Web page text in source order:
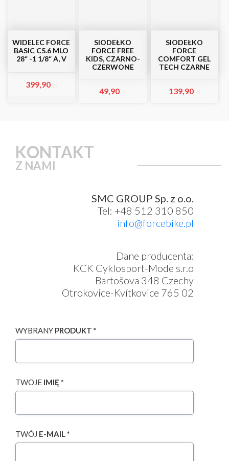
WIDELEC FORCE
BASIC C5.6 MLO
28“ -1 1/8“ A, V
399,90
SIODEŁKO
FORCE FREE
KIDS, CZARNO-
CZERWONE
49,90
SIODEŁKO
FORCE
COMFORT GEL
TECH CZARNE
139,90
KONTAKT
Z NAMI
SMC GROUP Sp. z o.o.
Tel: +48 512 310 850
info@forcebike.pl
Dane producenta:
KCK Cyklosport-Mode s.r.o
Bartošova 348 Czechy
Otrokovice-Kvítkovice 765 02
WYBRANY PRODUKT *
TWOJE IMIĘ *
TWÓJ E-MAIL *